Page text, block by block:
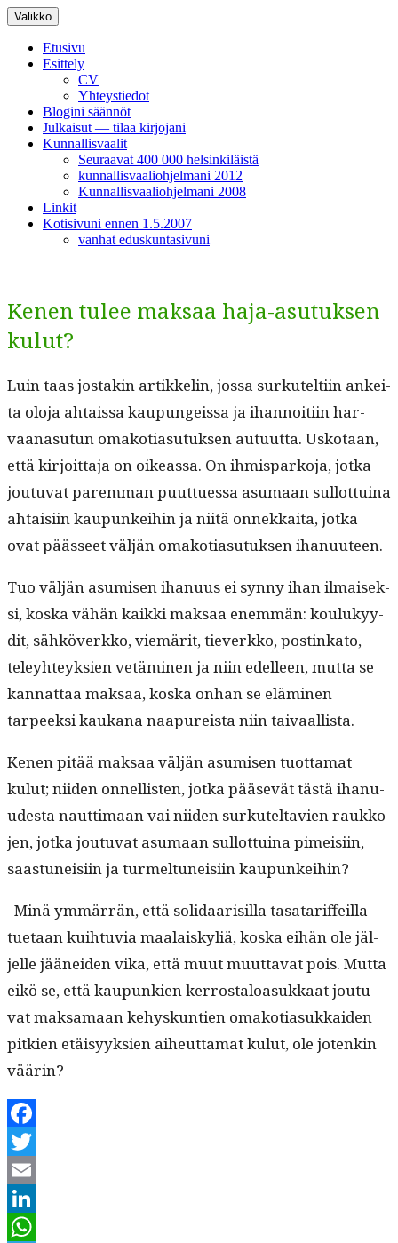
Siirry
sisältöön
Valikko
Etusivu
Esittely
CV
Yhteystiedot
Blogini säännöt
Julkaisut — tilaa kirjojani
Kunnallisvaalit
Seuraavat 400 000 helsinkiläistä
kunnallisvaaliohjelmani 2012
Kunnallisvaaliohjelmani 2008
Linkit
Kotisivuni ennen 1.5.2007
vanhat eduskuntasivuni
Kenen tulee maksaa haja-asutuksen
kulut?
Luin taas jostakin artikke­lin, jos­sa surkutelti­in ankei­
ta olo­ja ahtais­sa kaupungeis­sa ja ihan­noiti­in har­
vaana­su­tun omako­ti­a­su­tuk­sen autu­ut­ta. Usko­taan,
että kir­joit­ta­ja on oike­as­sa. On ihmis­parko­ja, jot­ka
joutu­vat parem­man puuttues­sa asumaan sul­lot­tuina
ahtaisi­in kaupunkei­hin ja niitä onnekkai­ta, jot­ka
ovat päässeet väljän omako­ti­a­su­tuk­sen ihanuuteen.
Tuo väljän asumisen ihanu­us ei syn­ny ihan ilmaisek­
si, kos­ka vähän kaik­ki mak­saa enem­män: koulukyy­
dit, sähköverkko, viemärit, tiev­erkko, postinka­to,
teley­hteyk­sien vetämi­nen ja niin edelleen, mut­ta se
kan­nat­taa mak­saa, kos­ka onhan se elämi­nen
tarpeek­si kaukana naa­pureista niin taivaallista.
Kenen pitää mak­saa väljän asumisen tuot­ta­mat
kulut; niiden onnel­lis­ten, jot­ka pää­sevät tästä ihanu­
ud­es­ta naut­ti­maan vai niiden surkuteltavien raukko­
jen, jot­ka joutu­vat asumaan sul­lot­tuina pimeisi­in,
saas­tuneisi­in ja turmeltuneisi­in kaupunkeihin?
Minä ymmär­rän, että sol­i­daarisil­la tasa­tar­if­feil­la
tue­taan kui­h­tu­via maalaiskyliä, kos­ka eihän ole jäl­
jelle jäänei­den vika, että muut muut­ta­vat pois. Mut­ta
eikö se, että kaupunkien ker­rostaloa­sukkaat joutu­
vat mak­samaan kehyskun­tien omako­ti­a­sukkaiden
pitkien etäisyyk­sien aiheut­ta­mat kulut, ole jotenkin
väärin?
Facebook
Twitter
Email
LinkedIn